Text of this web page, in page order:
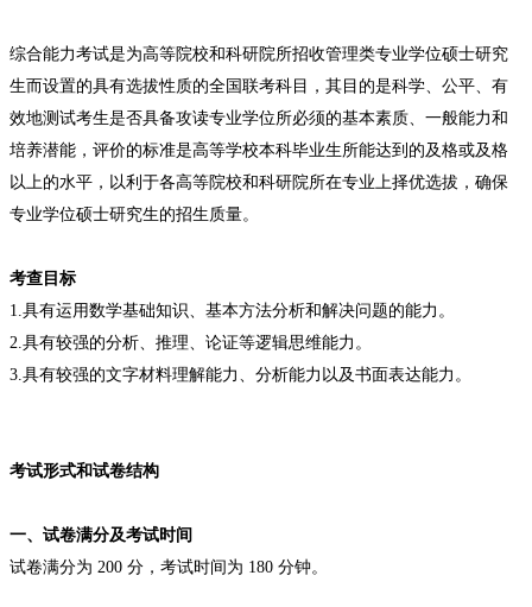
综合能力考试是为高等院校和科研院所招收管理类专业学位硕士研究
生而设置的具有选拔性质的全国联考科目，其目的是科学、公平、有
效地测试考生是否具备攻读专业学位所必须的基本素质、一般能力和
培养潜能，评价的标准是高等学校本科毕业生所能达到的及格或及格
以上的水平，以利于各高等院校和科研院所在专业上择优选拔，确保
专业学位硕士研究生的招生质量。
考查目标
1.具有运用数学基础知识、基本方法分析和解决问题的能力。
2.具有较强的分析、推理、论证等逻辑思维能力。
3.具有较强的文字材料理解能力、分析能力以及书面表达能力。
考试形式和试卷结构
一、试卷满分及考试时间
试卷满分为 200 分，考试时间为 180 分钟。